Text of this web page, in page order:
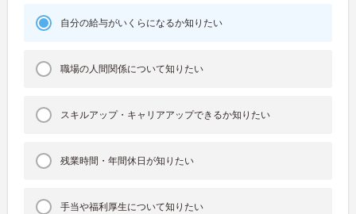
自分の給与がいくらになるか知りたい
職場の人間関係について知りたい
スキルアップ・キャリアアップできるか知りたい
残業時間・年間休日が知りたい
手当や福利厚生について知りたい